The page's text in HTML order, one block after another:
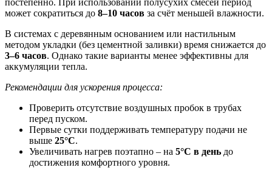
может сократиться до 8–10 часов за счёт меньшей влажности.
В системах с деревянным основанием или настильным
методом укладки (без цементной заливки) время снижается до
3–6 часов. Однако такие варианты менее эффективны для
аккумуляции тепла.
Рекомендации для ускорения процесса:
Проверить отсутствие воздушных пробок в трубах
перед пуском.
Первые сутки поддерживать температуру подачи не
выше 25°C.
Увеличивать нагрев поэтапно – на 5°C в день до
достижения комфортного уровня.